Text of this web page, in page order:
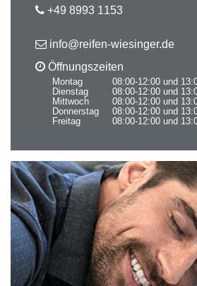
+49 8993 1153
info@reifen-wiesinger.de
Öffnungszeiten
Montag
08:00-12:00 und
Dienstag
08:00-12:00 und
Mittwoch
08:00-12:00 und
Donnerstag
08:00-12:00 und
Freitag
08:00-12:00 und